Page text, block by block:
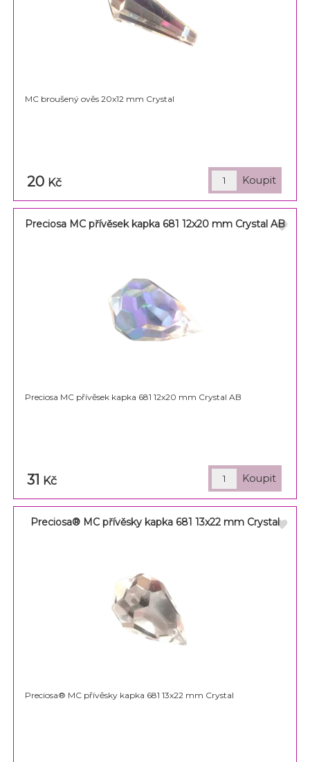
MC broušený ověs 20x12 mm Crystal
20 Kč
Preciosa MC přívěsek kapka 681 12x20 mm Crystal AB
Preciosa MC přívěsek kapka 681 12x20 mm Crystal AB
31 Kč
Preciosa® MC přívěsky kapka 681 13x22 mm Crystal
Preciosa® MC přívěsky kapka 681 13x22 mm Crystal